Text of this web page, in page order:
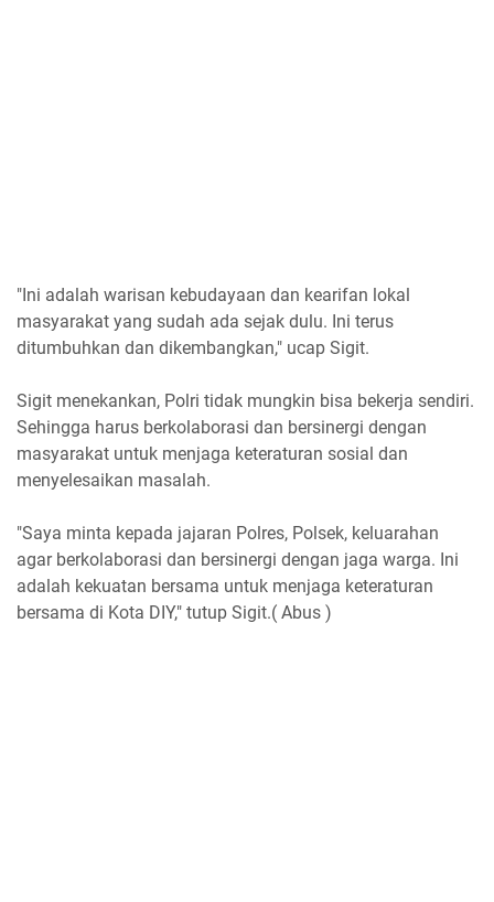
"Ini adalah warisan kebudayaan dan kearifan lokal
masyarakat yang sudah ada sejak dulu. Ini terus
ditumbuhkan dan dikembangkan," ucap Sigit.
Sigit menekankan, Polri tidak mungkin bisa bekerja sendiri.
Sehingga harus berkolaborasi dan bersinergi dengan
masyarakat untuk menjaga keteraturan sosial dan
menyelesaikan masalah.
"Saya minta kepada jajaran Polres, Polsek, keluarahan
agar berkolaborasi dan bersinergi dengan jaga warga. Ini
adalah kekuatan bersama untuk menjaga keteraturan
bersama di Kota DIY," tutup Sigit.( Abus )